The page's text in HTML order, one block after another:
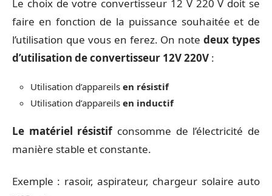
Le choix de votre convertisseur 12 V 220 V doit se
faire en fonction de la puissance souhaitée et de
l’utilisation que vous en ferez. On notedeux types
d’utilisation de convertisseur 12V 220V :
Utilisation d’appareils en résistif
Utilisation d’appareils en inductif
Le matériel résistifconsomme de l’électricité de
manière stable et constante.
Exemple : rasoir, aspirateur, chargeur solaire auto